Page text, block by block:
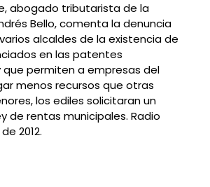
abogado tributarista de la
Bello, comenta la denuncia
alcaldes de la existencia de
en las patentes
que permiten a empresas del
menos recursos que otras
los ediles solicitaran un
de rentas municipales. Radio
2012.